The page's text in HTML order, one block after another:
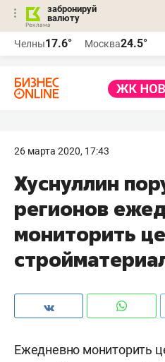
забронируй
валюту
Челны17.6° Москва24.5°
26 марта 2020, 17:43
Хуснуллин
регионов
мониторить
Ежедневно мониторить